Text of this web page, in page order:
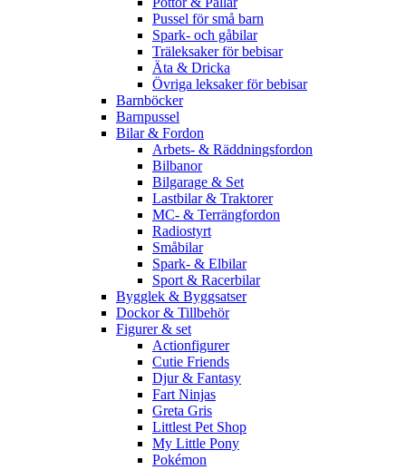
Pussel för små barn
Spark- och gåbilar
Träleksaker för bebisar
Äta & Dricka
Övriga leksaker för bebisar
Barnböcker
Barnpussel
Bilar & Fordon
Arbets- & Räddningsfordon
Bilbanor
Bilgarage & Set
Lastbilar & Traktorer
MC- & Terrängfordon
Radiostyrt
Småbilar
Spark- & Elbilar
Sport & Racerbilar
Bygglek & Byggsatser
Dockor & Tillbehör
Figurer & set
Actionfigurer
Cutie Friends
Djur & Fantasy
Fart Ninjas
Greta Gris
Littlest Pet Shop
My Little Pony
Pokémon